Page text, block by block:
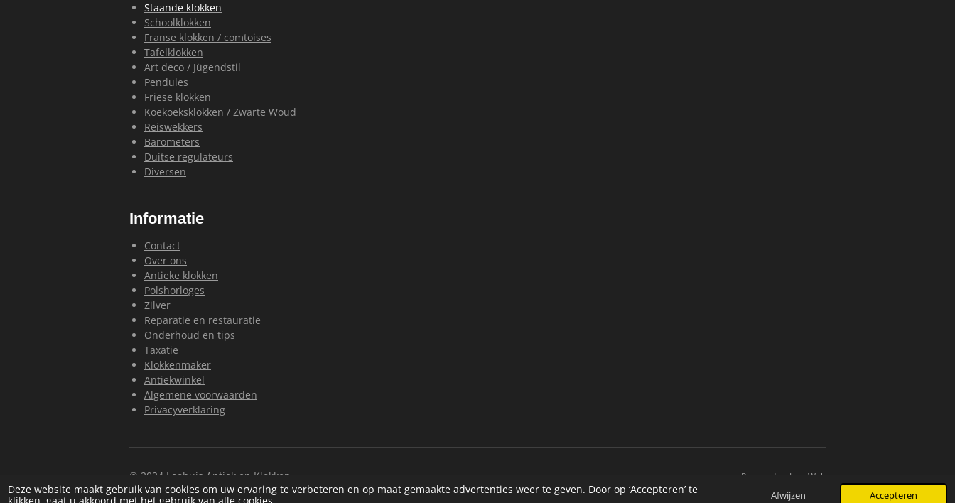
Deze website maakt gebruik van cookies om uw ervaring te verbeteren en op maat gemaakte advertenties weer te geven. Door op ‘Accepteren’ te
Afwijzen Accepteren
k
a
m
p
n
Staande klokken
Schoolklokken
Franse klokken / comtoises
Tafelklokken
Art deco / Jügendstil
Pendules
Friese klokken
Koekoeksklokken / Zwarte Woud
Reiswekkers
Barometers
Duitse regulateurs
Diversen
Informatie
Contact
Over ons
Antieke klokken
Polshorloges
Zilver
Reparatie en restauratie
Onderhoud en tips
Taxatie
Klokkenmaker
Antiekwinkel
Algemene voorwaarden
Privacyverklaring
© 2024 Loohuis Antiek en Klokken Powered by JouwWeb